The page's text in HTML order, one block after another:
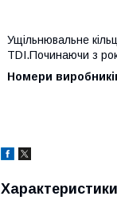
Ущільнювальне
TDI.Починаючи з
Номери
Характеристики